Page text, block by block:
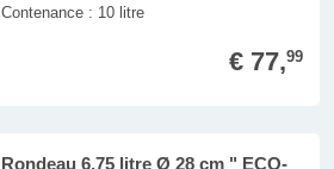
Contenance : 10 litre
€ 77,99
Rondeau 6,75 litre Ø 28 cm " ECO-